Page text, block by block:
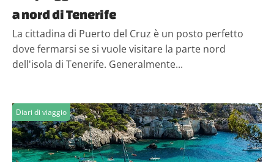
a nord di Tenerife
La cittadina di Puerto del Cruz è un posto perfetto
dove fermarsi se si vuole visitare la parte nord
dell'isola di Tenerife. Generalmente...
Diari di viaggio